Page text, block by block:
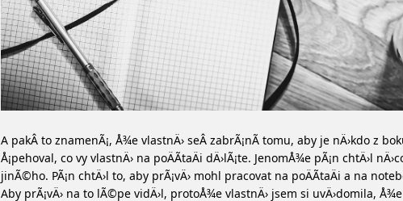
A pakÂ to znamenÃ¡, Å¾e vlastnÄ› seÂ zabrÃ¡nÃ­ tomu, aby je nÄ›kdo z
Å¡pehoval, co vy vlastnÄ› na poÄÃ­taÄi dÄ›lÃ¡te. JenomÅ¾e pÃ¡n chtÄ›l
jinÃ©ho. PÃ¡n chtÄ›l to, aby prÃ¡vÄ› mohl pracovat na poÄÃ­taÄi a na
Aby prÃ¡vÄ› na to lÃ©pe vidÄ›l, protoÅ¾e vlastnÄ› jsem si uvÄ›domila,